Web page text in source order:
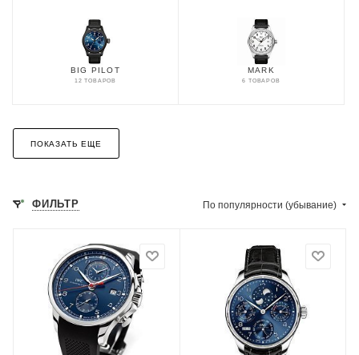
BIG PILOT
12 ТОВАРОВ
MARK
6 ТОВАРОВ
ПОКАЗАТЬ ЕЩЕ
ФИЛЬТР По популярности (убывание)